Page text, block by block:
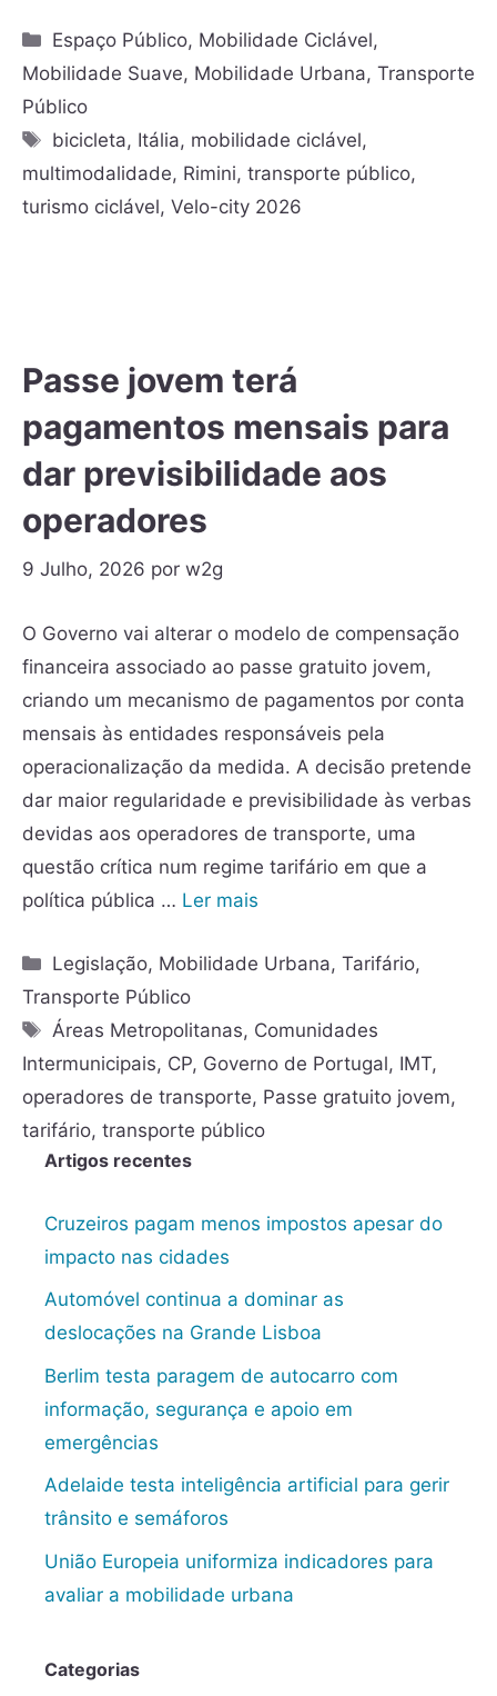
Espaço Público, Mobilidade Ciclável,
Mobilidade Suave, Mobilidade Urbana, Transporte
Público
bicicleta, Itália, mobilidade ciclável,
multimodalidade, Rimini, transporte público,
turismo ciclável, Velo-city 2026
Passe jovem terá
pagamentos mensais para
dar previsibilidade aos
operadores
9 Julho, 2026 por w2g
O Governo vai alterar o modelo de compensação
financeira associado ao passe gratuito jovem,
criando um mecanismo de pagamentos por conta
mensais às entidades responsáveis pela
operacionalização da medida. A decisão pretende
dar maior regularidade e previsibilidade às verbas
devidas aos operadores de transporte, uma
questão crítica num regime tarifário em que a
política pública … Ler mais
Legislação, Mobilidade Urbana,Tarifário,
Transporte Público
Áreas Metropolitanas, Comunidades
Intermunicipais, CP, Governo de Portugal, IMT,
operadores de transporte, Passe gratuito jovem,
tarifário, transporte público
Artigos recentes
Cruzeiros pagam menos impostos apesar do
impacto nas cidades
Automóvel continua a dominar as
deslocações na Grande Lisboa
Berlim testa paragem de autocarro com
informação, segurança e apoio em
emergências
Adelaide testa inteligência artificial para gerir
trânsito e semáforos
União Europeia uniformiza indicadores para
avaliar a mobilidade urbana
Categorias